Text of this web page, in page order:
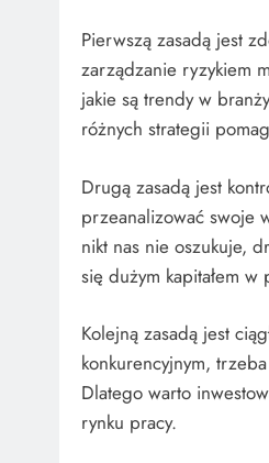
Pierwszą zasadą jest
zarządzanie ryzykiem
jakie są trendy w
różnych strategii
Drugą zasadą jest
przeanalizować swoje
nikt nas nie oszukuje,
się dużym kapitałem w
Kolejną zasadą jest
konkurencyjnym,
Dlatego warto
rynku pracy.